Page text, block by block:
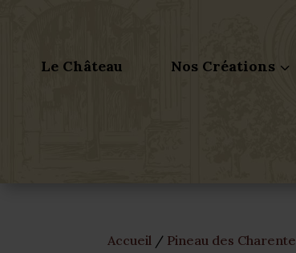
Le Château 3
Nos Créations
Accueil / Pineau des